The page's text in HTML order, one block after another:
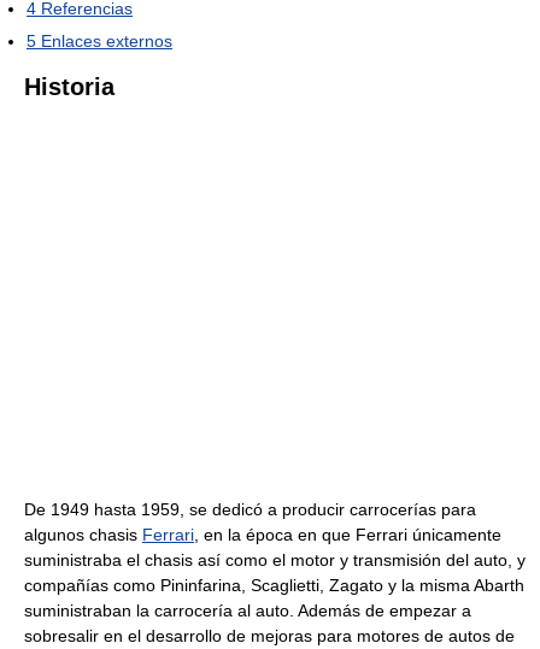
4 Referencias
5 Enlaces externos
Historia
De 1949 hasta 1959, se dedicó a producir carrocerías para
algunos chasis Ferrari , en la época en que Ferrari únicamente
suministraba el chasis así como el motor y transmisión del auto, y
compañías como Pininfarina, Scaglietti, Zagato y la misma Abarth
suministraban la carrocería al auto. Además de empezar a
sobresalir en el desarrollo de mejoras para motores de autos de